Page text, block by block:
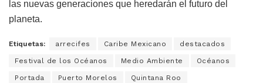
las nuevas generaciones que heredarán el futuro del
planeta.
Etiquetas: arrecifes Caribe Mexicano destacados
Festival de los Océanos Medio Ambiente Océanos
Portada Puerto Morelos Quintana Roo